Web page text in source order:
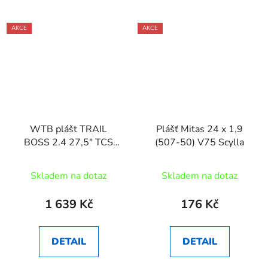
AKCE
WTB plášt TRAIL
BOSS 2.4 27,5" TCS
Skladem na dotaz
1 639 Kč
DETAIL
AKCE
Plášť Mitas 24 x 1,9
(507-50) V75 Scylla
Skladem na dotaz
176 Kč
DETAIL